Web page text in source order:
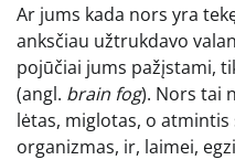
Ar jums kada nors yra
anksčiau užtrukdavo
pojūčiai jums pažįstami,
(angl. brain fog). Nors tai
lėtas, miglotas, o
organizmas, ir, laimei,